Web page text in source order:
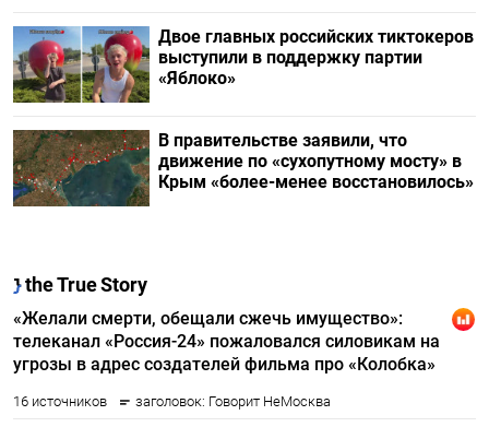
Двое главных российских тиктокеров
выступили в поддержку партии
«Яблоко»
В правительстве заявили, что
движение по «сухопутному мосту» в
Крым «более-менее восстановилось»